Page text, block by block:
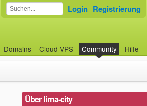
Domains Cloud-VPS Community Hilfe
Login Registrierung
Über lima-city